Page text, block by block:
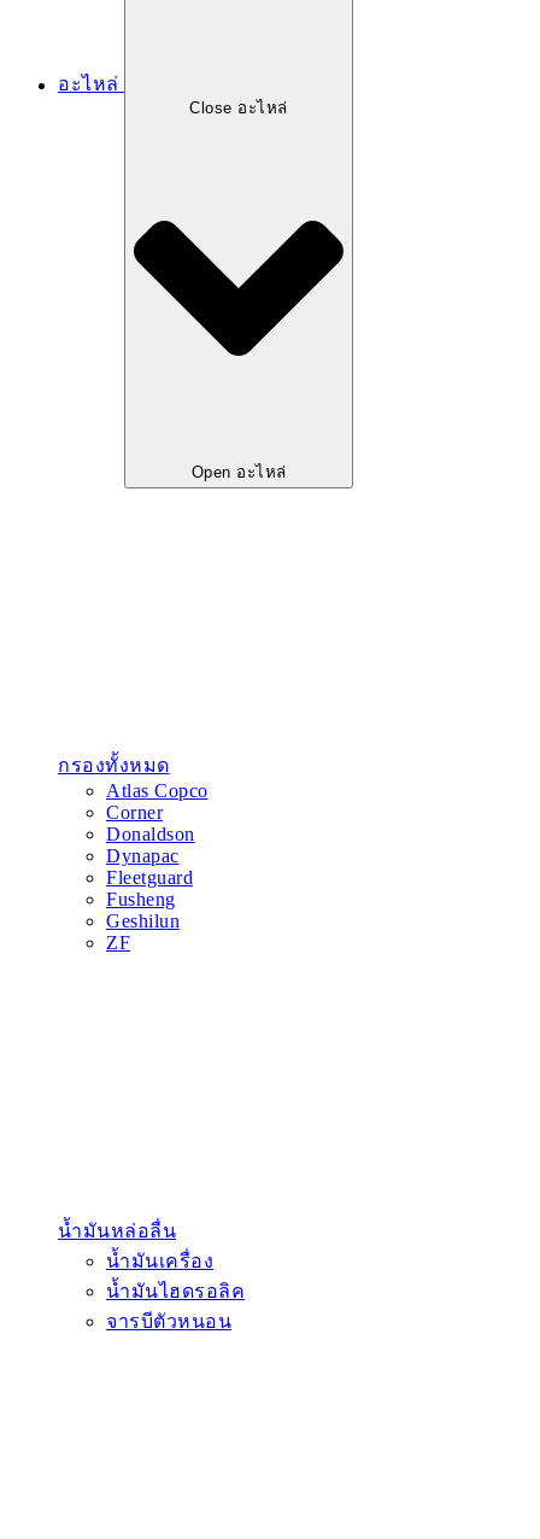
อะไหล่
Close อะไหล่
Open อะไหล่
กรองทั้งหมด
Atlas Copco
Corner
Donaldson
Dynapac
Fleetguard
Fusheng
Geshilun
ZF
น้ำมันหล่อลื่น
น้ำมันเครื่อง
น้ำมันไฮดรอลิค
จารบีตัวหนอน